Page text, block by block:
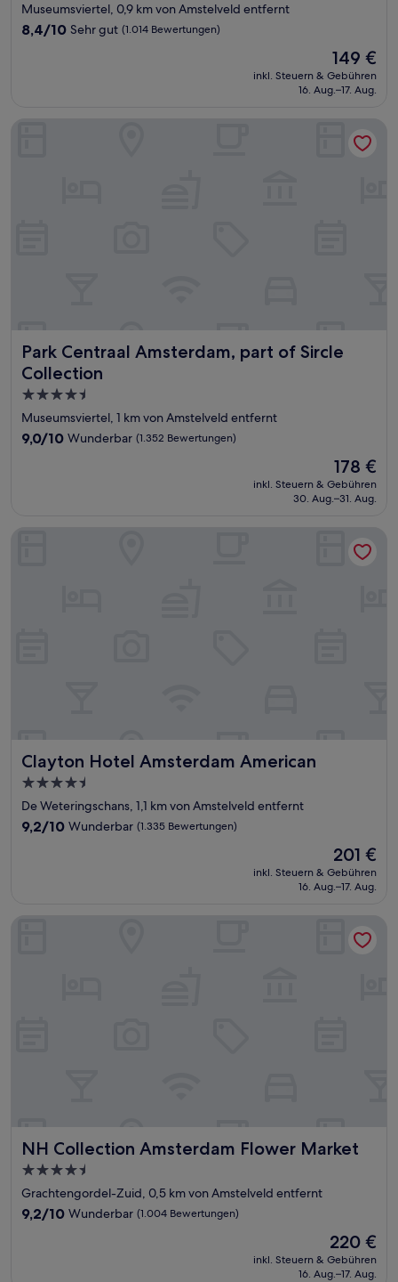
Sterne-
Unterkunft
Museumsviertel, 0,9 km von Amstelveld entfernt
8.4
Bewertungen)
8,4/10 Sehr gut (1.014 Bewertungen)
Der
Preis
beträgt
149 €
inkl. Steuern & Gebühren
16. Aug.–17. Aug.
Park Centraal Amsterdam, part of Sircle
Collection
Park Centraal Amsterdam, part of Sircle Collection
4.5-
Sterne-
Unterkunft
Museumsviertel, 1 km von Amstelveld entfernt
9.0
9,0/10 Wunderbar (1.352 Bewertungen)
Der
Preis
beträgt
178 €
inkl. Steuern & Gebühren
30. Aug.–31. Aug.
Park Centraal Amsterdam, part of Sircle Collection
Clayton Hotel Amsterdam American
Clayton Hotel Amsterdam American
4.5-
Sterne-
Unterkunft
De Weteringschans, 1,1 km von Amstelveld entfernt
9.2
9,2/10 Wunderbar (1.335 Bewertungen)
Der
Preis
beträgt
201 €
inkl. Steuern & Gebühren
16. Aug.–17. Aug.
NH Collection Amsterdam Flower Market
NH Collection Amsterdam Flower Market
4.5-
Sterne-
Unterkunft
Grachtengordel-Zuid, 0,5 km von Amstelveld entfernt
9.2
9,2/10 Wunderbar (1.004 Bewertungen)
Der
Preis
beträgt
220 €
inkl. Steuern & Gebühren
16. Aug.–17. Aug.
NH Collection Amsterdam Flower Market